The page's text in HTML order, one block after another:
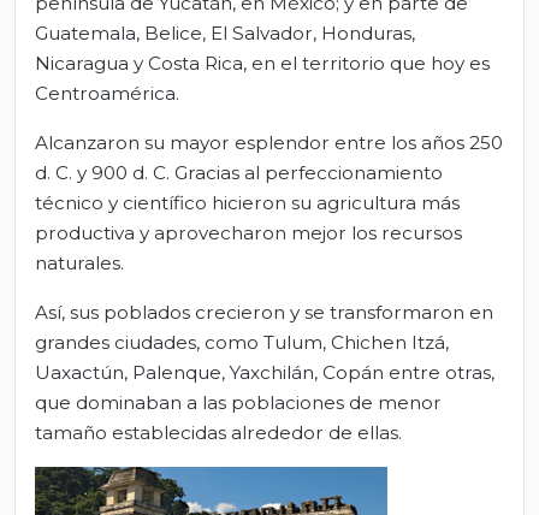
Guatemala, Belice, El Salvador, Honduras,
Nicaragua y Costa Rica, en el territorio que hoy es
Centroamérica.
Alcanzaron su mayor esplendor entre los años 250
d. C. y 900 d. C. Gracias al perfeccionamiento
técnico y científico hicieron su agricultura más
productiva y aprovecharon mejor los recursos
naturales.
Así, sus poblados crecieron y se transformaron en
grandes ciudades, como Tulum, Chichen Itzá,
Uaxactún, Palenque, Yaxchilán, Copán entre otras,
que dominaban a las poblaciones de menor
tamaño establecidas alrededor de ellas.